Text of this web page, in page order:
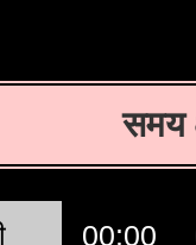
समय
00:00